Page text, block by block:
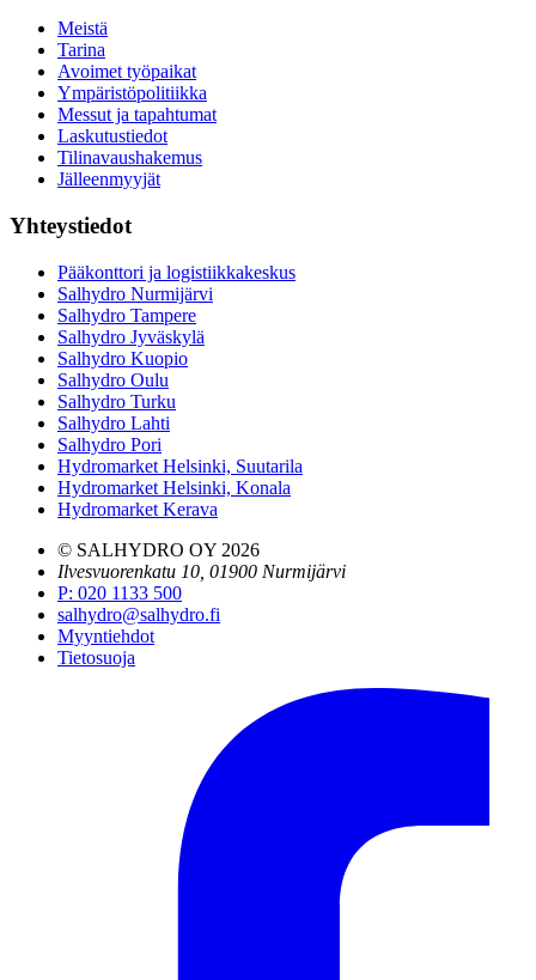
Meistä
Tarina
Avoimet työpaikat
Ympäristöpolitiikka
Messut ja tapahtumat
Laskutustiedot
Tilinavaushakemus
Jälleenmyyjät
Yhteystiedot
Pääkonttori ja logistiikkakeskus
Salhydro Nurmijärvi
Salhydro Tampere
Salhydro Jyväskylä
Salhydro Kuopio
Salhydro Oulu
Salhydro Turku
Salhydro Lahti
Salhydro Pori
Hydromarket Helsinki, Suutarila
Hydromarket Helsinki, Konala
Hydromarket Kerava
© SALHYDRO OY 2026
Ilvesvuorenkatu 10, 01900 Nurmijärvi
P: 020 1133 500
salhydro@salhydro.fi
Myyntiehdot
Tietosuoja